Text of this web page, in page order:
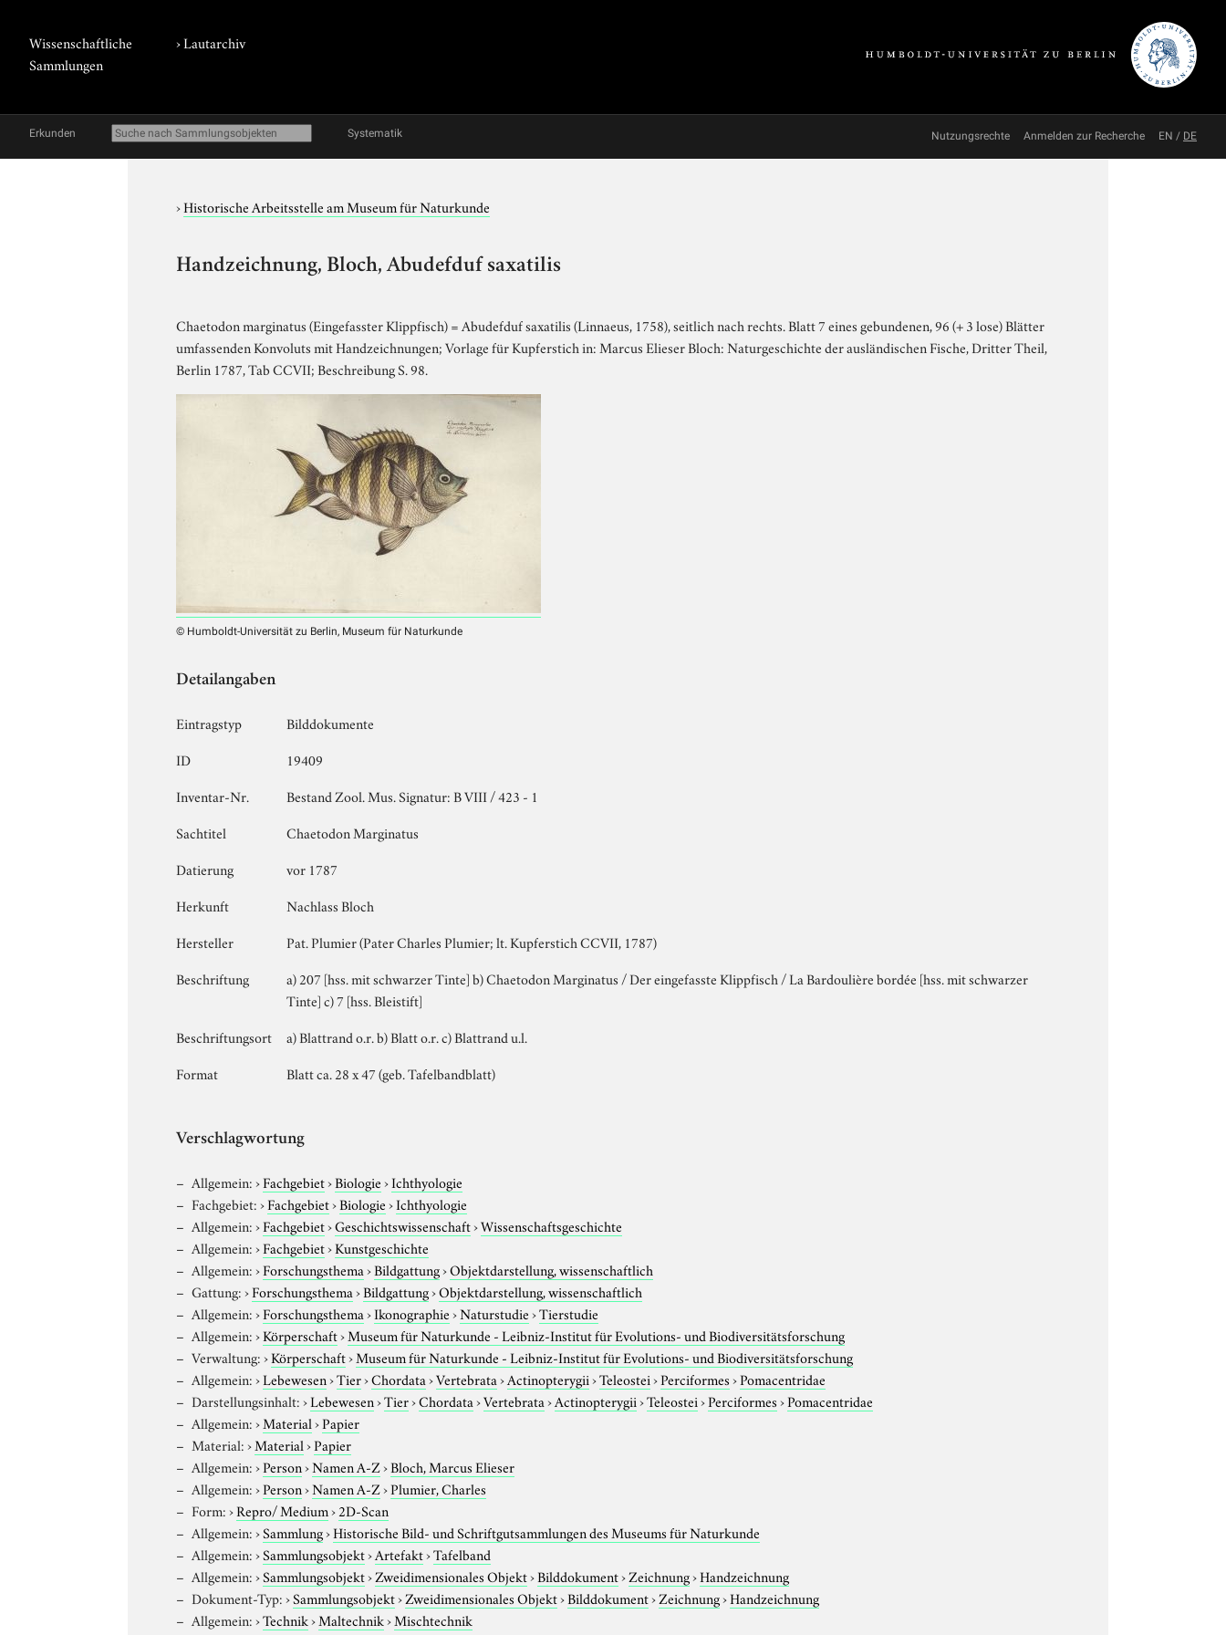
Wissenschaftliche
Sammlungen
›Lautarchiv
Erkunden Systematik Nutzungsrechte Anmelden zur Recherche EN / DE
›Historische Arbeitsstelle am Museum für Naturkunde
Handzeichnung, Bloch, Abudefduf saxatilis
Chaetodon marginatus (Eingefasster Klippfisch) = Abudefduf saxatilis (Linnaeus, 1758), seitlich nach rechts. Blatt 7 eines gebundenen, 96 (+ 3 lose) Blätter
umfassenden Konvoluts mit Handzeichnungen; Vorlage für Kupferstich in: Marcus Elieser Bloch: Naturgeschichte der ausländischen Fische, Dritter Theil,
Berlin 1787, Tab CCVII; Beschreibung S. 98.
© Humboldt-Universität zu Berlin, Museum für Naturkunde
Detailangaben
Eintragstyp
Bilddokumente
ID
19409
Inventar-Nr.
Bestand Zool. Mus. Signatur: B VIII / 423 - 1
Sachtitel
Chaetodon Marginatus
Datierung
vor 1787
Herkunft
Nachlass Bloch
Hersteller
Pat. Plumier (Pater Charles Plumier; lt. Kupferstich CCVII, 1787)
Beschriftung
a) 207 [hss. mit schwarzer Tinte] b) Chaetodon Marginatus / Der eingefasste Klippfisch / La Bardoulière bordée [hss. mit schwarzer
Tinte] c) 7 [hss. Bleistift]
Beschriftungsort
a) Blattrand o.r. b) Blatt o.r. c) Blattrand u.l.
Format
Blatt ca. 28 x 47 (geb. Tafelbandblatt)
Verschlagwortung
Allgemein:›Fachgebiet›Biologie›Ichthyologie
Fachgebiet:›Fachgebiet›Biologie›Ichthyologie
Allgemein:›Fachgebiet›Geschichtswissenschaft›Wissenschaftsgeschichte
Allgemein:›Fachgebiet›Kunstgeschichte
Allgemein:›Forschungsthema›Bildgattung›Objektdarstellung, wissenschaftlich
Gattung:›Forschungsthema›Bildgattung›Objektdarstellung, wissenschaftlich
Allgemein:›Forschungsthema›Ikonographie›Naturstudie›Tierstudie
Allgemein:›Körperschaft›Museum für Naturkunde - Leibniz-Institut für Evolutions- und Biodiversitätsforschung
Verwaltung:›Körperschaft›Museum für Naturkunde - Leibniz-Institut für Evolutions- und Biodiversitätsforschung
Allgemein:›Lebewesen›Tier›Chordata›Vertebrata›Actinopterygii›Teleostei›Perciformes›Pomacentridae
Darstellungsinhalt:›Lebewesen›Tier›Chordata›Vertebrata›Actinopterygii›Teleostei›Perciformes›Pomacentridae
Allgemein:›Material›Papier
Material:›Material›Papier
Allgemein:›Person›Namen A-Z›Bloch, Marcus Elieser
Allgemein:›Person›Namen A-Z›Plumier, Charles
Form:›Repro/ Medium›2D-Scan
Allgemein:›Sammlung›Historische Bild- und Schriftgutsammlungen des Museums für Naturkunde
Allgemein:›Sammlungsobjekt›Artefakt›Tafelband
Allgemein:›Sammlungsobjekt›Zweidimensionales Objekt›Bilddokument›Zeichnung›Handzeichnung
Dokument-Typ:›Sammlungsobjekt›Zweidimensionales Objekt›Bilddokument›Zeichnung›Handzeichnung
Allgemein:›Technik›Maltechnik›Mischtechnik